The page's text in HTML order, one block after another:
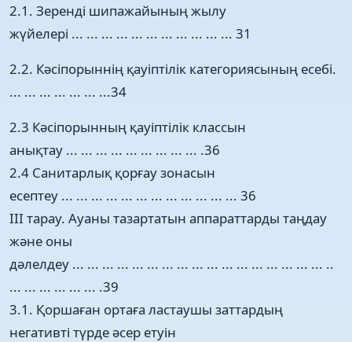
2.1. Зеренді шипажайының жылу
жүйелері ... ... ... ... ... ... ... ... ... ... ... 31
2.2. Кәсіпорыннің қауіптілік категориясының есебі.
... ... ... ... ... ... ...34
2.3 Кәсіпорынның қауіптілік классын
анықтау ... ... ... ... ... ... ... ... ... .36
2.4 Санитарлық қорғау зонасын
есептеу ... ... ... ... ... ... ... ... ... ... ... ... 36
ІІІ тарау. Ауаны тазартатын аппараттарды таңдау
және оны
дәлелдеу ... ... ... ... ... ... ... ... ... ... ... ... ... ... ... ... ... ..
... ... ... ... ... ... .39
3.1. Қоршаған ортаға ластаушы заттардың
негативті түрде әсер етуін